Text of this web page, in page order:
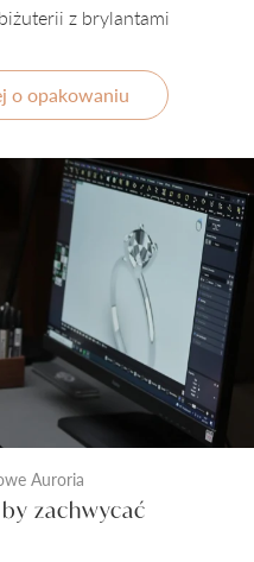
z brylantami
o opakowaniu
Auroria
zachwycać